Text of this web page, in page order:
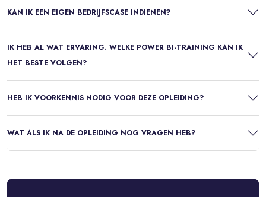
KAN IK EEN EIGEN BEDRIJFSCASE INDIENEN?
IK HEB AL WAT ERVARING. WELKE POWER BI-TRAINING KAN IK
HET BESTE VOLGEN?
HEB IK VOORKENNIS NODIG VOOR DEZE OPLEIDING?
WAT ALS IK NA DE OPLEIDING NOG VRAGEN HEB?